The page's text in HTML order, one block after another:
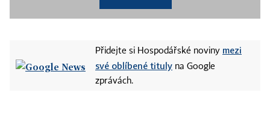
Přidejte si Hospodářské noviny mezi
své oblíbené tituly na Google
zprávách.